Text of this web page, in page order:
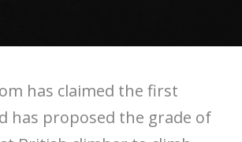
has claimed the first
has proposed the grade of